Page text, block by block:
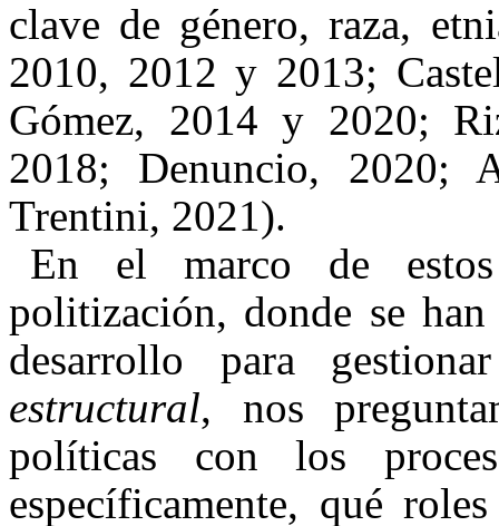
clave de género, raza,
2010, 2012 y 2013;
Gómez, 2014 y 2020;
2018; Denuncio, 2020;
Trentini, 2021).
En el marco de
politización, donde se
desarrollo para
estructural, nos
políticas con los
específicamente, qué